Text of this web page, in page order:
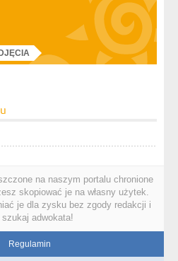
na naszym portalu chronione
skopiować je na własny użytek.
je dla zysku bez zgody redakcji i
szukaj adwokata!
Regulamin